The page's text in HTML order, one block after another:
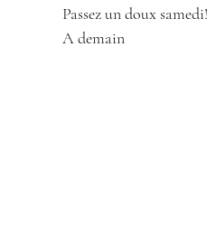
Passez un doux samedi!
A demain